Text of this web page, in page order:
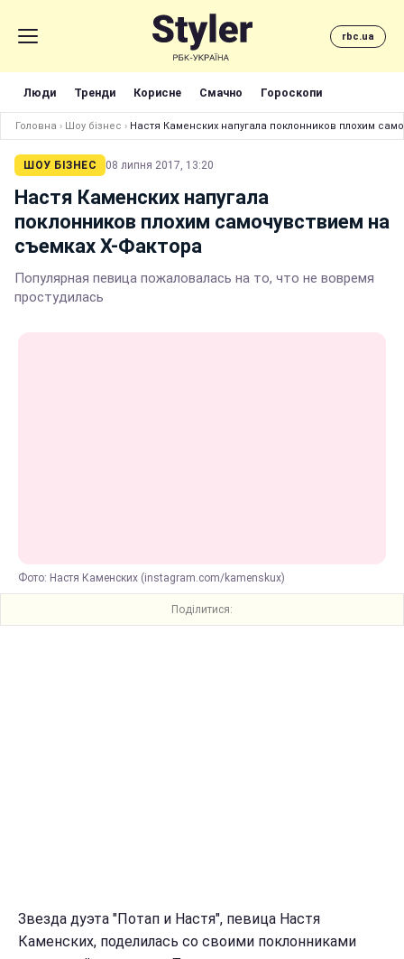
rbc.ua
Люди Тренди Корисне Смачно Гороскопи
Головна › Шоу бізнес › Настя Каменских напугала поклонников плохим
ШОУ БІЗНЕС 08 липня 2017, 13:20
Настя Каменских напугала
поклонников плохим самочувствием на
съемках Х-Фактора
Популярная певица пожаловалась на то, что не вовремя
простудилась
Фото: Настя Каменских (instagram.com/kamenskux)
Поділитися:
Звезда дуэта "Потап и Настя", певица Настя
Каменских, поделилась со своими поклонниками